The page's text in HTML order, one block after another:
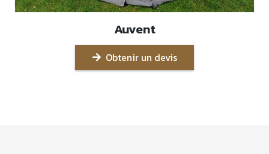
Auvent
Obtenir un devis